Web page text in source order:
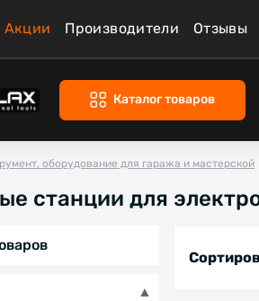
Акции Производители Отзывы
Каталог товаров
оборудование для гаража и мастерской
станции для